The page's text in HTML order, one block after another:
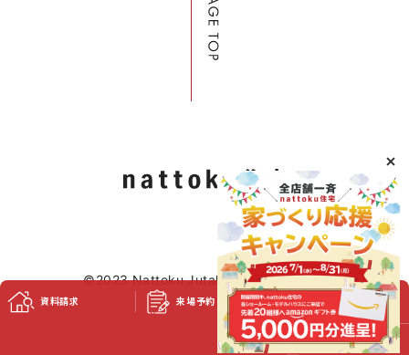
©2023 Nattoku Jutaku Kobo Co., Ltd.
資料請求 来場予約 スタッフブログ